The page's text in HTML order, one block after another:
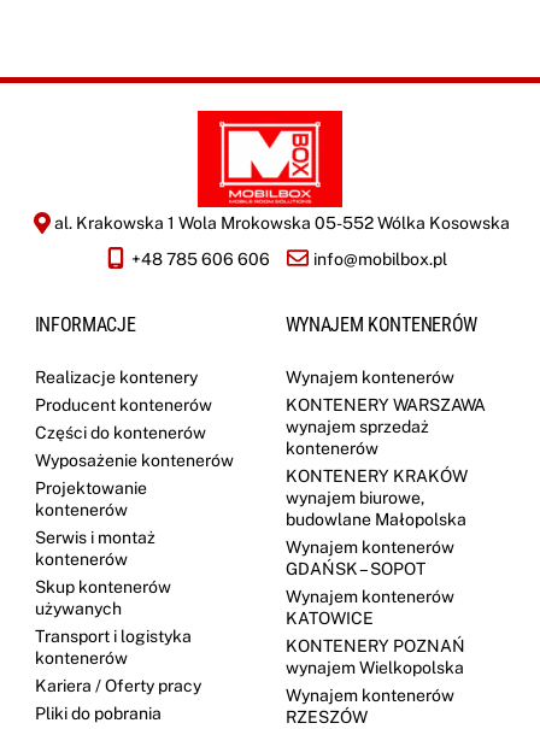
al. Krakowska 1 Wola Mrokowska 05-552 Wólka Kosowska
+48 785 606 606
info@mobilbox.pl
INFORMACJE
Realizacje kontenery
Producent kontenerów
Części do kontenerów
Wyposażenie kontenerów
Projektowanie
kontenerów
Serwis i montaż
kontenerów
Skup kontenerów
używanych
Transport i logistyka
kontenerów
Kariera / Oferty pracy
Pliki do pobrania
WYNAJEM KONTENERÓW
Wynajem kontenerów
KONTENERY WARSZAWA
wynajem sprzedaż
kontenerów
KONTENERY KRAKÓW
wynajem biurowe,
budowlane Małopolska
Wynajem kontenerów
GDAŃSK – SOPOT
Wynajem kontenerów
KATOWICE
KONTENERY POZNAŃ
wynajem Wielkopolska
Wynajem kontenerów
RZESZÓW